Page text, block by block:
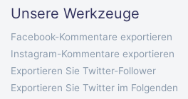
Unsere Werkzeuge
Facebook-Kommentare exportieren
Instagram-Kommentare exportieren
Exportieren Sie Twitter-Follower
Exportieren Sie Twitter im Folgenden